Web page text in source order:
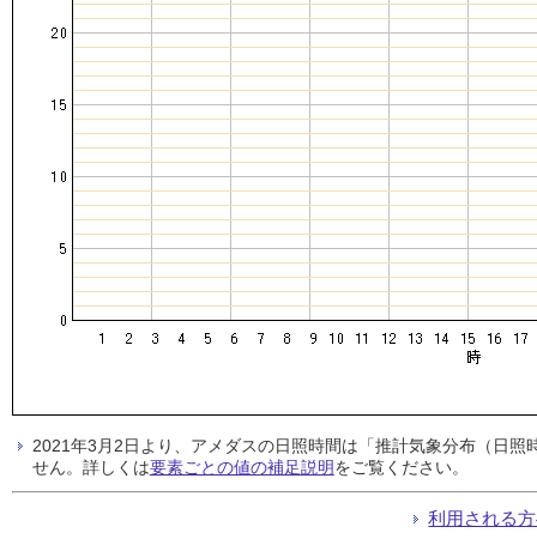
2021年3月2日より、アメダスの日照時間は「推計気象分布（日
せん。詳しくは要素ごとの値の補足説明をご覧ください。
利用される